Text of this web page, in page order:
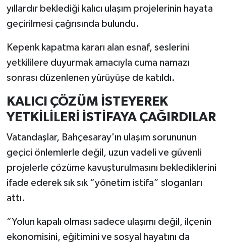
yıllardır beklediği kalıcı ulaşım projelerinin hayata
geçirilmesi çağrısında bulundu.
Kepenk kapatma kararı alan esnaf, seslerini
yetkililere duyurmak amacıyla cuma namazı
sonrası düzenlenen yürüyüşe de katıldı.
KALICI ÇÖZÜM İSTEYEREK
YETKİLİLERİ İSTİFAYA ÇAĞIRDILAR
Vatandaşlar, Bahçesaray'ın ulaşım sorununun
geçici önlemlerle değil, uzun vadeli ve güvenli
projelerle çözüme kavuşturulmasını beklediklerini
ifade ederek sık sık “yönetim istifa” sloganları
attı.
“Yolun kapalı olması sadece ulaşımı değil, ilçenin
ekonomisini, eğitimini ve sosyal hayatını da